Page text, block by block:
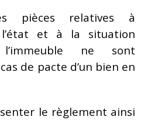
pièces relatives à
l’état et à la situation
ne sont
de pacte d’un bien en
le règlement ainsi